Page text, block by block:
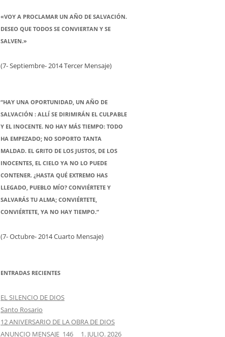
«VOY A PROCLAMAR UN AÑO DE SALVACIÓN.
DESEO QUE TODOS SE CONVIERTAN Y SE
SALVEN.»
(7- Septiembre- 2014 Tercer Mensaje)
“HAY UNA OPORTUNIDAD, UN AÑO DE
SALVACIÓN : ALLÍ SE DIRIMIRÁN EL CULPABLE
Y EL INOCENTE. NO HAY MÁS TIEMPO: TODO
HA EMPEZADO; NO SOPORTO TANTA
MALDAD. EL GRITO DE LOS JUSTOS, DE LOS
INOCENTES, EL CIELO YA NO LO PUEDE
CONTENER. ¿HASTA QUÉ EXTREMO HAS
LLEGADO, PUEBLO MÍO? CONVIÉRTETE Y
SALVARÁS TU ALMA; CONVIÉRTETE,
CONVIÉRTETE, YA NO HAY TIEMPO.”
(7- Octubre- 2014 Cuarto Mensaje)
ENTRADAS RECIENTES
EL SILENCIO DE DIOS
Santo Rosario
12 ANIVERSARIO DE LA OBRA DE DIOS
ANUNCIO MENSAJE 146 1. JULIO. 2026